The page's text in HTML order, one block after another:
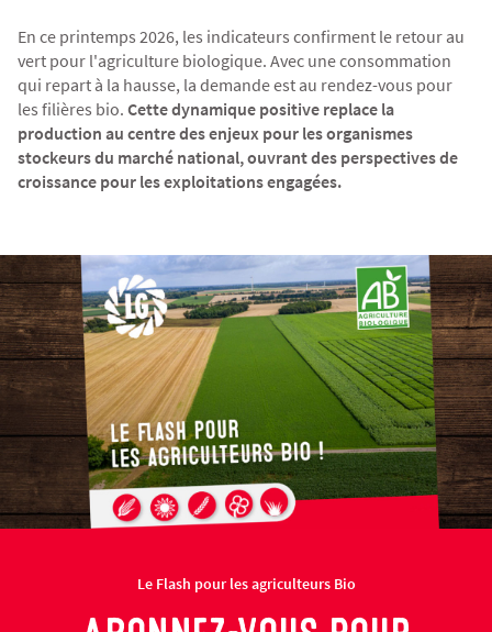
En ce printemps 2026, les indicateurs confirment le retour au
vert pour l'agriculture biologique. Avec une consommation
qui repart à la hausse, la demande est au rendez-vous pour
les filières bio. Cette dynamique positive replace la
production au centre des enjeux pour les organismes
stockeurs du marché national, ouvrant des perspectives de
croissance pour les exploitations engagées.
Le Flash pour les agriculteurs Bio